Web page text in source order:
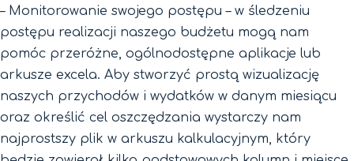
– Monitorowanie swojego postępu – w śledzeniu
postępu realizacji naszego budżetu mogą nam
pomóc przeróżne, ogólnodostępne aplikacje lub
arkusze excela. Aby stworzyć prostą wizualizację
naszych przychodów i wydatków w danym miesiącu
oraz określić cel oszczędzania wystarczy nam
najprostszy plik w arkuszu kalkulacyjnym, który